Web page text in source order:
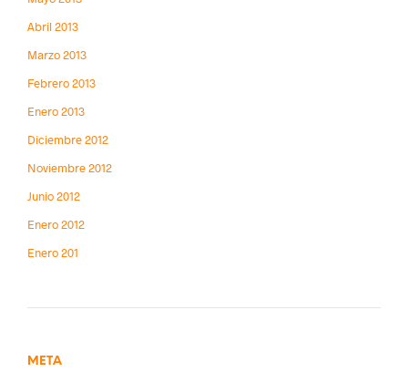
Abril 2013
Marzo 2013
Febrero 2013
Enero 2013
Diciembre 2012
Noviembre 2012
Junio 2012
Enero 2012
Enero 201
META